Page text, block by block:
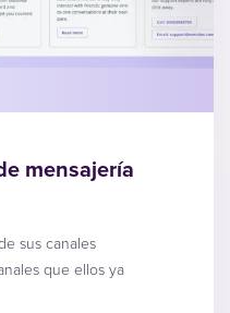
mensajería
sus canales
que ellos ya